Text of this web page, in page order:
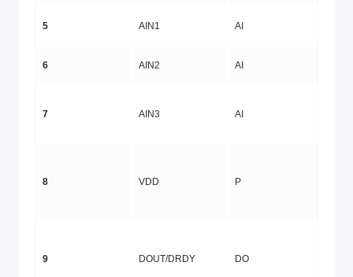
5 AIN1 AI
6 AIN2 AI
7 AIN3 AI
8 VDD P
9 DOUT/DRDY DO